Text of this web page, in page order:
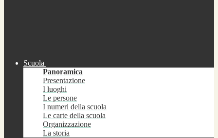
Scuola
Panoramica
Presentazione
I luoghi
Le persone
I numeri della scuola
Le carte della scuola
Organizzazione
La storia